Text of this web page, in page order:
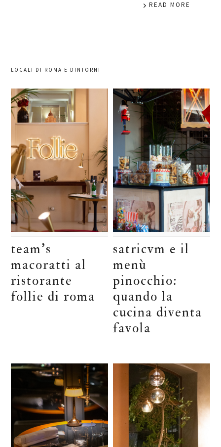
READ MORE
LOCALI DI ROMA E DINTORNI
team’s
macoratti al
ristorante
follie di roma
satricvm e il
menù
pinocchio:
quando la
cucina diventa
favola